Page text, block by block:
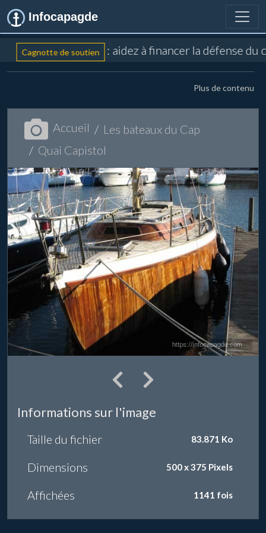
Infocapagde
Cagnotte de soutien : aidez à financer la défense
Plus de contenu
Accueil
Les bateaux du Cap
Quai Capistol
Informations sur l'image
Taille du fichier 83.871 Ko
Dimensions 500 x 375 Pixels
Affichées 1141 fois